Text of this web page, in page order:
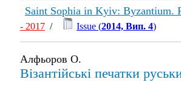
Saint Sophia in Kyiv: Byzantium.
- 2017 / Issue (2014, Вип. 4)
Алфьоров О.
Візантійські печатки